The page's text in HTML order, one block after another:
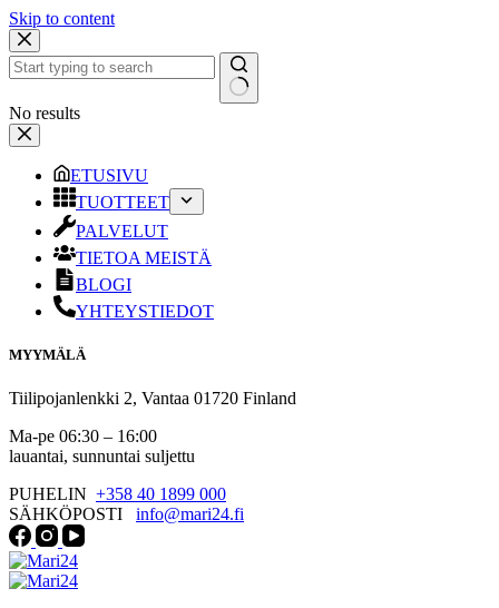
Skip to content
No results
ETUSIVU
TUOTTEET
PALVELUT
TIETOA MEISTÄ
BLOGI
YHTEYSTIEDOT
MYYMÄLÄ
Tiilipojanlenkki 2, Vantaa 01720 Finland
Ma-pe 06:30 – 16:00
lauantai, sunnuntai suljettu
PUHELIN +358 40 1899 000
SÄHKÖPOSTI info@mari24.fi